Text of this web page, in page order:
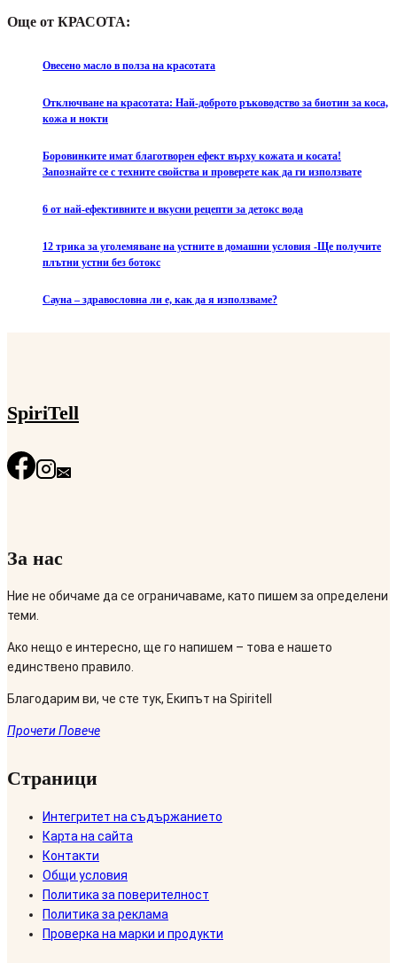
Още от КРАСОТА:
Овесено масло в полза на красотата
Отключване на красотата: Най-доброто ръководство за биотин за коса,
кожа и нокти
Боровинките имат благотворен ефект върху кожата и косата!
Запознайте се с техните свойства и проверете как да ги използвате
6 от най-ефективните и вкусни рецепти за детокс вода
12 трика за уголемяване на устните в домашни условия -Ще получите
плътни устни без ботокс
Сауна – здравословна ли е, как да я използваме?
SpiriTell
За нас
Ние не обичаме да се ограничаваме, като пишем за определени
теми.
Ако нещо е интересно, ще го напишем – това е нашето
единствено правило.
Благодарим ви, че сте тук, Екипът на Spiritell
Прочети Повече
Страници
Интегритет на съдържанието
Карта на сайта
Контакти
Общи условия
Политика за поверителност
Политика за реклама
Проверка на марки и продукти